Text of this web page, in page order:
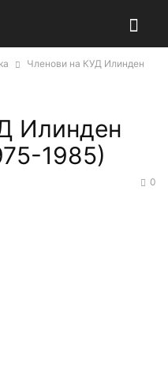
Членови на КУД Илинден
Илинден
1985)
0